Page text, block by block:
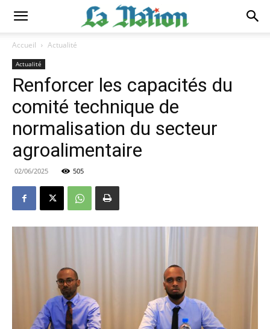
Accueil Actualité
Actualité
Renforcer les capacités du
comité technique de
normalisation du secteur
agroalimentaire
02/06/2025 505